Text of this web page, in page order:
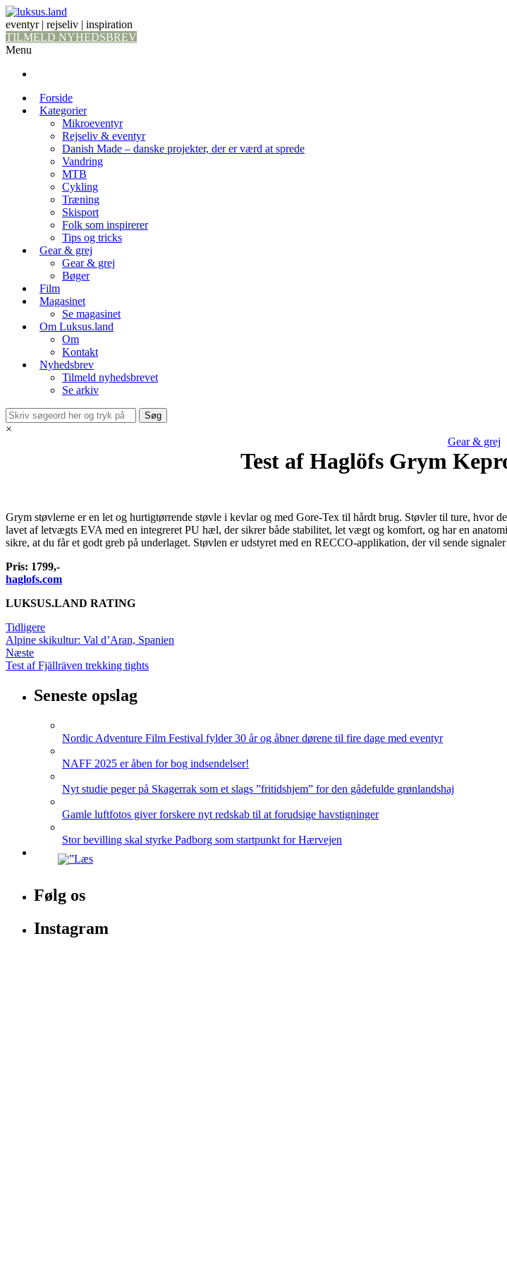
eventyr | rejseliv | inspiration
TILMELD NYHEDSBREV
Menu
Forside
Kategorier
Mikroeventyr
Rejseliv & eventyr
Danish Made – danske projekter, der er værd at sprede
Vandring
MTB
Cykling
Træning
Skisport
Folk som inspirerer
Tips og tricks
Gear & grej
Gear & grej
Bøger
Film
Magasinet
Se magasinet
Om Luksus.land
Om
Kontakt
Nyhedsbrev
Tilmeld nyhedsbrevet
Se arkiv
×
Gear & grej
Test af Haglöfs Grym
Grym støvlerne er en let og hurtigtørrende støvle i kevlar og med Gore-Tex til hårdt brug. Støvler til ture, hvor
lavet af letvægts EVA med en integreret PU hæl, der sikrer både stabilitet, let vægt og komfort, og har en
sikre, at du får et godt greb på underlaget. Støvlen er udstyret med en RECCO-applikation, der vil sende
Pris: 1799,-
haglofs.com
LUKSUS.LAND RATING
Tidligere
Alpine skikultur: Val d’Aran, Spanien
Næste
Test af Fjällräven trekking tights
Seneste opslag
Nordic Adventure Film Festival fylder 30 år og åbner dørene til fire dage med eventyr
NAFF 2025 er åben for bog indsendelser!
Nyt studie peger på Skagerrak som et slags ”fritidshjem” for den gådefulde grønlandshaj
Gamle luftfotos giver forskere nyt redskab til at forudsige havstigninger
Stor bevilling skal styrke Padborg som startpunkt for Hærvejen
Følg os
Instagram